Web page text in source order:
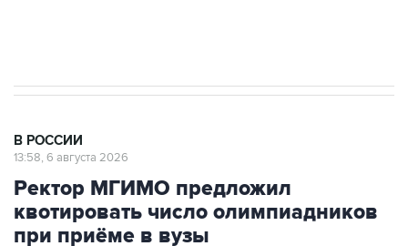
Ректор МГИМО предложил
квотировать число олимпиадников
при приёме в вузы